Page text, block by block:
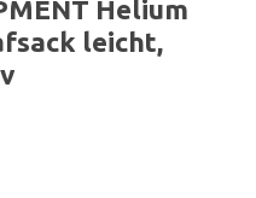
Helium
leicht,